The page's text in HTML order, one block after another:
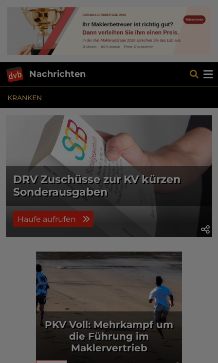
Nachrichten
KRANKEN
DRV Zuschüsse zur KV kürzen
Sonderausgaben
Haufe aufrufen
PKV Voll: Mehrkampf um
die Führung im
Maklervertrieb